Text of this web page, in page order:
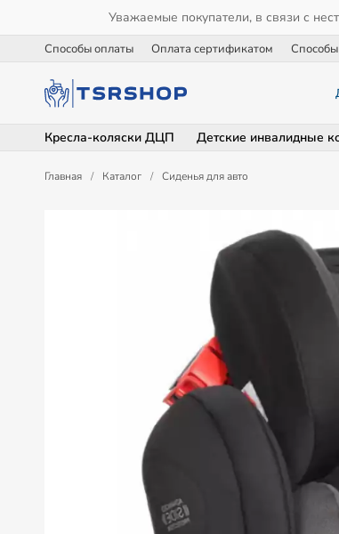
Уважаемые покупатели, в связи с
Способы оплаты Оплата сертификатом Способы
Кресла-коляски ДЦП Детские инвалидные
Главная / Каталог / Сиденья для авто